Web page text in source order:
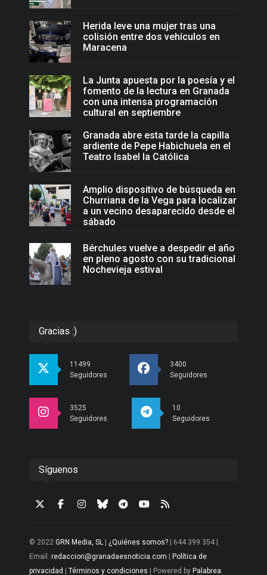
Herida leve una mujer tras una
colisión entre dos vehículos en
Maracena
La Junta apuesta por la poesía y el
fomento de la lectura en Granada
con una intensa programación
cultural en septiembre
Granada abre esta tarde la capilla
ardiente de Pepe Habichuela en el
Teatro Isabel la Católica
Amplio dispositivo de búsqueda en
Churriana de la Vega para localizar
a un vecino desaparecido desde el
sábado
Bérchules vuelve a despedir el año
en pleno agosto con su tradicional
Nochevieja estival
Gracias :)
11499
Seguidores
3400
Seguidores
3525
Seguidores
10
Seguidores
Síguenos
© 2022 GRN Media, SL ¿Quiénes somos? | 644 399 354 |
Email: redaccion@granadaesnoticia.com
Política de
privacidad
Términos y condiciones | Powered by Palabrea.